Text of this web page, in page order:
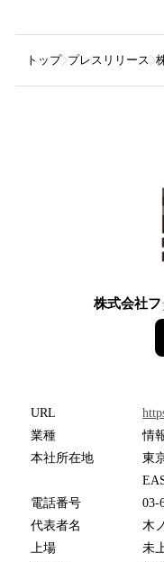
トップ プレスリリース
株式会社
URL
業種
情
本社所在地
東
電話番号
03-
代表者名
木
上場
未